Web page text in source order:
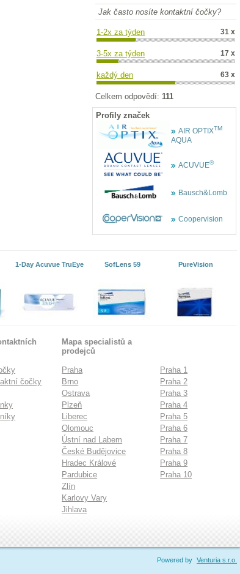
Jak často nosíte kontaktní čočky?
1-2x za týden 31 x
3-5x za týden 17 x
každý den 63 x
Celkem odpovědí: 111
Profily značek
AIR OPTIXTM
AQUA
ACUVUE®
Bausch&Lomb
Coopervision
1-Day Acuvue TruEye SofLens 59 PureVision
čočky
Mapa specialistů a
prodejců
Praha
Brno
Ostrava
Plzeň
Liberec
Olomouc
Ústní nad Labem
České Budějovice
Hradec Králové
Pardubice
Zlín
Karlovy Vary
Jihlava
Praha 1
Praha 2
Praha 3
Praha 4
Praha 5
Praha 6
Praha 7
Praha 8
Praha 9
Praha 10
Powered by Venturia s.r.o.